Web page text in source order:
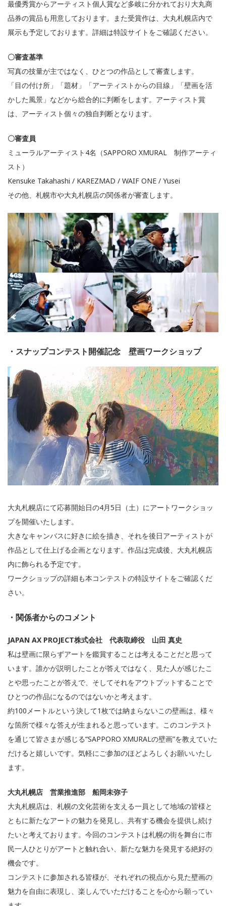
最優秀賞からアーティスト個人賞など多岐に分かれており大丸商
品券の賞品も用意しております。また受賞作は、大丸札幌店内で
展示も予定しております。詳細は特設サイトをご確認ください。
〇審査基準
写真の技量が主ではなく、ひとつの作品として審査します。
「目の付け所」「題材」「アーティストからの目線」「壁画を活
かした風景」などから総合的に判断をします。アーティスト賞
は、アーティスト個々の独自判断となります。
〇審査員
ミューラルアーティスト4名（SAPPORO XMURAL 制作アーティ
スト）
Kensuke Takahashi / KAREZMAD / WAIF ONE / Yusei
その他、札幌市や大丸札幌店の関係者が審査します。
・スナップコンテスト開催記念 壁画ワークショップ
大丸札幌店にて応募開始日の4月5日（土）にアートワークショッ
プを開催いたします。
大きなキャンバスに好きに絵を描き、それを後日アーティストが
作品として仕上げる企画となります。作品は完成後、大丸札幌店
内に飾られる予定です。
ワークショップの詳細も本コンテストの特設サイトをご確認くだ
さい。
・関係者からのコメント
JAPAN AX PROJECT株式会社 代表取締役 山田 真史
私は壁画に限らずアートを鑑賞することは考えることだと思って
います。誰かが説明したことが答えではなく、見た人が感じたこ
とや思ったことが答えで、そしてそれをアウトプットすることで
ひとつの作品になるのではないかと考えます。
約100メートルという決して1枚では納まらないこの壁画は、様々
な箇所で様々な答えが生まれると思っています。このコンテスト
を通じて皆さまが感じる“SAPPORO XMURALの壁画”を教えていた
だけると嬉しいです。気軽にご参加のほどよろしくお願いいたし
ます。
大丸札幌店 営業推進部 船岡未弥子
大丸札幌店は、札幌の文化芸術を支える一員として地域の皆様と
ともに新たなアートの魅力を発見し、共有する機会を提供し続け
たいと考えております。今回のコンテストは札幌の街を舞台に市
民一人ひとりがアートと触れ合い、新たな魅力を発見する絶好の
機会です。
コンテストに参加される皆様が、それぞれの視点から見た壁画の
魅力を自由に表現し、楽しんでいただけることを心から願ってい